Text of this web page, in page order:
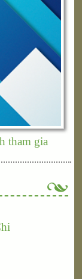
tham gia